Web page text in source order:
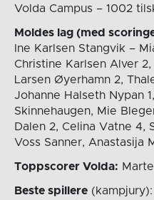
Volda Campus – 1002
Moldes lag (med
Ine Karlsen Stangvik –
Christine Karlsen Alver
Larsen Øyerhamn 2,
Johanne Halseth Nypan
Skinnehaugen, Mie
Dalen 2, Celina Vatne 4,
Voss Sanner, Anastasija
Toppscorer Volda:
Beste spillere(kampjury):